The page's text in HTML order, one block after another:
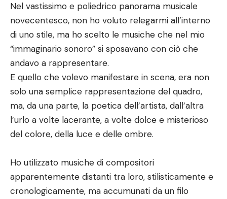
Nel vastissimo e poliedrico panorama musicale
novecentesco, non ho voluto relegarmi all’interno
di uno stile, ma ho scelto le musiche che nel mio
“immaginario sonoro” si sposavano con ciò che
andavo a rappresentare.
E quello che volevo manifestare in scena, era non
solo una semplice rappresentazione del quadro,
ma, da una parte, la poetica dell’artista, dall’altra
l’urlo a volte lacerante, a volte dolce e misterioso
del colore, della luce e delle ombre.
Ho utilizzato musiche di compositori
apparentemente distanti tra loro, stilisticamente e
cronologicamente, ma accumunati da un filo